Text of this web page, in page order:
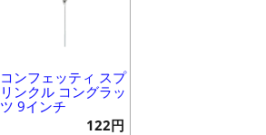
コンフェッティ スプ
リンクル コングラッ
ツ 9インチ
122円